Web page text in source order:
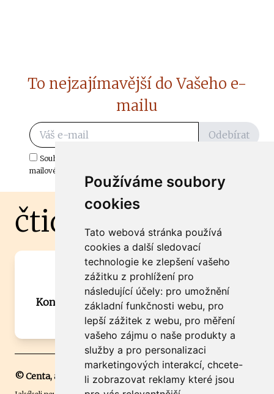
Používáme soubory
cookies
Tato webová stránka používá
cookies a další sledovací
technologie ke zlepšení vašeho
zážitku z prohlížení pro
následující účely: pro umožnění
základní funkčnosti webu, pro
lepší zážitek z webu, pro měření
vašeho zájmu o naše produkty a
služby a pro personalizaci
marketingových interakcí, chcete-
li zobrazovat reklamy které jsou
To nejzajímavější do Vašeho e-
mailu
Odebírat
Souhlasím s odběrem důležitých zpráv ze ČtiDoma.cz do mé e-
mailové schránky.
čtidoma.cz
Máte zajímavou informaci? Chcete
spolupracovat?
Kontaktujte šéfredaktora Martina Chalupu:
chalupa@ctidoma.cz
© Centa, a.s.